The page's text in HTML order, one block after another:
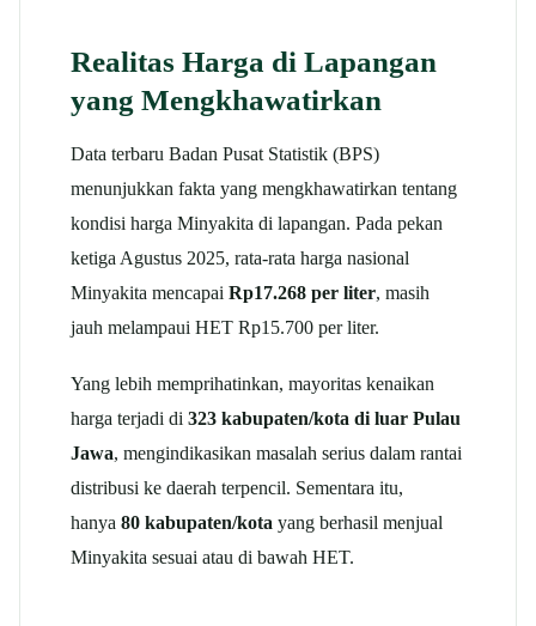
Realitas Harga di Lapangan
yang Mengkhawatirkan
Data terbaru Badan Pusat Statistik (BPS)
menunjukkan fakta yang mengkhawatirkan tentang
kondisi harga Minyakita di lapangan. Pada pekan
ketiga Agustus 2025, rata-rata harga nasional
Minyakita mencapai Rp17.268 per liter, masih
jauh melampaui HET Rp15.700 per liter.
Yang lebih memprihatinkan, mayoritas kenaikan
harga terjadi di 323 kabupaten/kota di luar Pulau
Jawa, mengindikasikan masalah serius dalam rantai
distribusi ke daerah terpencil. Sementara itu,
hanya 80 kabupaten/kota yang berhasil menjual
Minyakita sesuai atau di bawah HET.